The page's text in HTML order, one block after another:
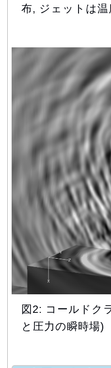
布, ジェットは温
図2: コールドク
と圧力の瞬時場)